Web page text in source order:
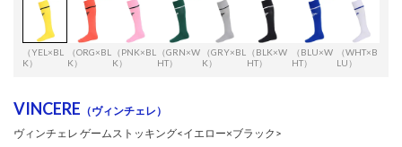
（YEL×BL
K）
（ORG×BL
K）
（PNK×BL
K）
（GRN×W
HT）
（GRY×BL
K）
（BLK×W
HT）
（BLU×W
HT）
（WHT×B
LU）
VINCERE （ヴィンチェレ）
ヴィンチェレ ゲームストッキング<イエロー×ブラック>